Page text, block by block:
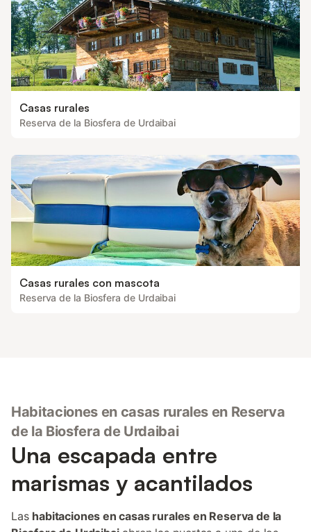
Casas rurales
Reserva de la Biosfera de Urdaibai
Casas rurales con mascota
Reserva de la Biosfera de Urdaibai
Habitaciones en casas rurales en Reserva
de la Biosfera de Urdaibai
Una escapada entre
marismas y acantilados
Las habitaciones en casas rurales en Reserva de la